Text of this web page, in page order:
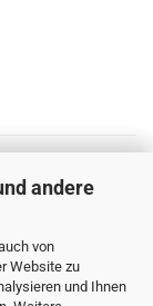
andere
von
Website zu
und Ihnen